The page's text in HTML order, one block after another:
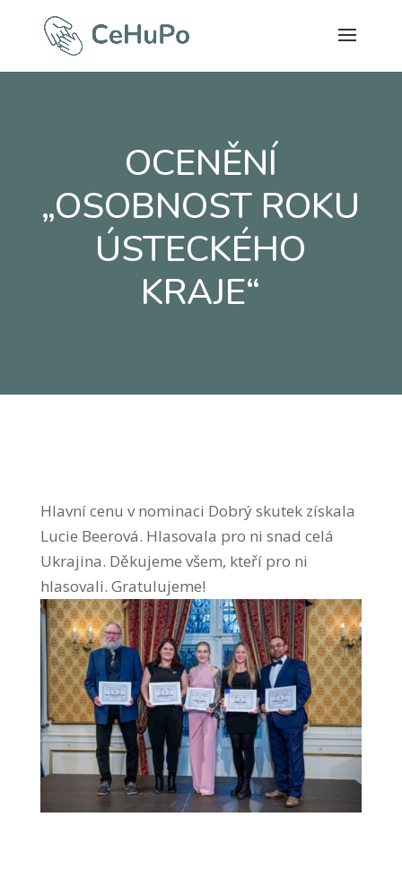
OCENĚNÍ
„OSOBNOST ROKU
ÚSTECKÉHO
KRAJE“
Hlavní cenu v nominaci Dobrý skutek získala
Lucie Beerová. Hlasovala pro ni snad celá
Ukrajina. Děkujeme všem, kteří pro ni
hlasovali. Gratulujeme!